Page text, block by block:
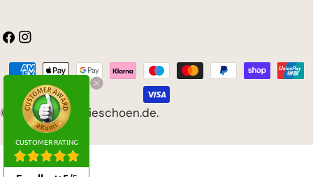
CUSTOMER RATING
Facebook
Instagram
© 2026LebenSieschoen.de.
Zahlungsarten